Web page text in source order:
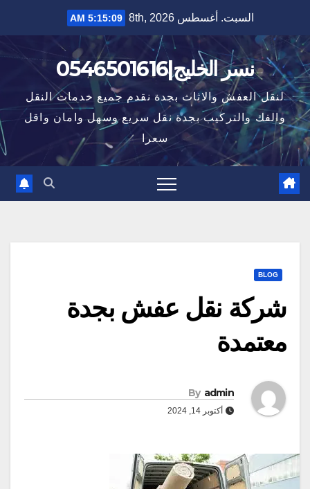
content
السبت. أغسطس 8th, 2026 5:15:10 AM
نسر الخليج|0546501616
لنقل العفش والاثاث بجدة نقدم جميع خدمات النقل
والفك والتركيب بجدة نقل سريع وسهل وامان واقل
سعرا
BLOG
شركة نقل عفش بجدة
معتمدة
By admin
أكتوبر 14, 2024